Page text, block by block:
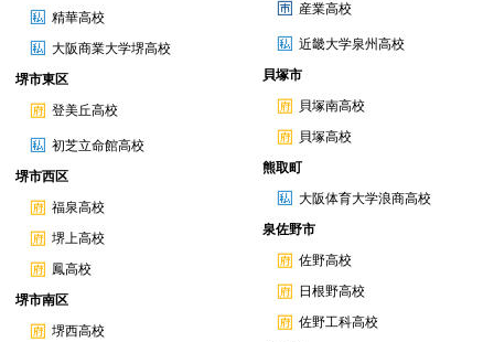
精華高校
大阪商業大学堺高校
堺市東区
登美丘高校
初芝立命館高校
堺市西区
福泉高校
堺上高校
鳳高校
堺市南区
堺西高校
産業高校
近畿大学泉州高校
貝塚市
貝塚南高校
貝塚高校
熊取町
大阪体育大学浪商高校
泉佐野市
佐野高校
日根野高校
佐野工科高校